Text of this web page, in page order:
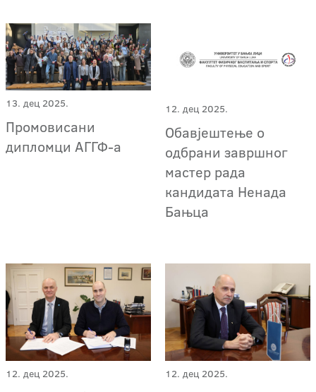
13. дец 2025.
Промовисани
дипломци АГГФ-а
12. дец 2025.
Обавјештење о
одбрани завршног
мастер рада
кандидата Ненада
Бањца
12. дец 2025. 12. дец 2025.